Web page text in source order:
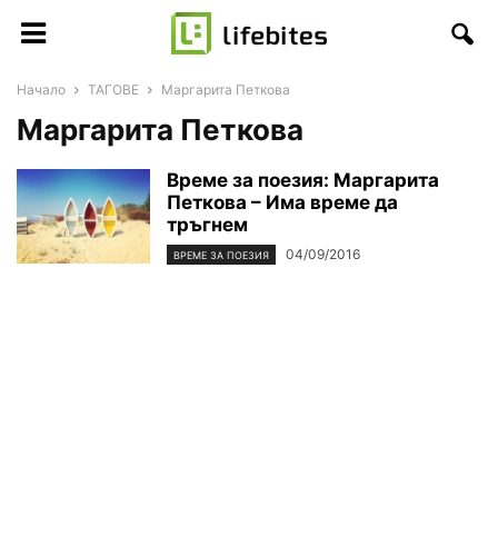
Начало ТАГОВЕ Маргарита Петкова
Маргарита Петкова
Време за поезия: Маргарита
Петкова – Има време да
тръгнем
ВРЕМЕ ЗА ПОЕЗИЯ 04/09/2016